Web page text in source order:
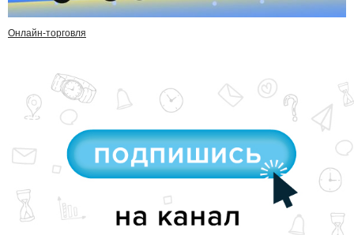
Онлайн-торговля